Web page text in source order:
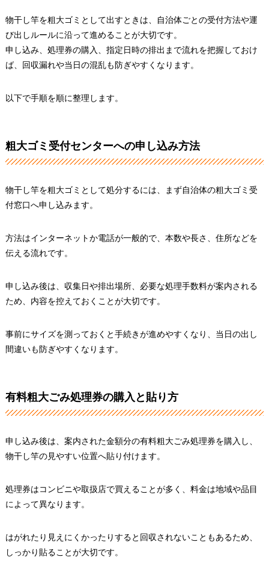
物干し竿を粗大ゴミとして出すときは、自治体ごとの受付方法や運
び出しルールに沿って進めることが大切です。
申し込み、処理券の購入、指定日時の排出まで流れを把握しておけ
ば、回収漏れや当日の混乱も防ぎやすくなります。
以下で手順を順に整理します。
粗大ゴミ受付センターへの申し込み方法
物干し竿を粗大ゴミとして処分するには、まず自治体の粗大ゴミ受
付窓口へ申し込みます。
方法はインターネットか電話が一般的で、本数や長さ、住所などを
伝える流れです。
申し込み後は、収集日や排出場所、必要な処理手数料が案内される
ため、内容を控えておくことが大切です。
事前にサイズを測っておくと手続きが進めやすくなり、当日の出し
間違いも防ぎやすくなります。
有料粗大ごみ処理券の購入と貼り方
申し込み後は、案内された金額分の有料粗大ごみ処理券を購入し、
物干し竿の見やすい位置へ貼り付けます。
処理券はコンビニや取扱店で買えることが多く、料金は地域や品目
によって異なります。
はがれたり見えにくかったりすると回収されないこともあるため、
しっかり貼ることが大切です。